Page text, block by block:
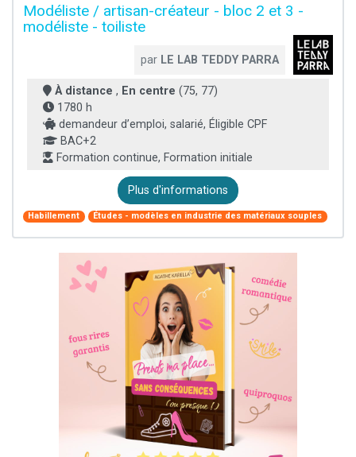
Modéliste / artisan-créateur - bloc 2 et 3 -
modéliste - toiliste
par LE LAB TEDDY PARRA
À distance , En centre (75, 77)
1780 h
demandeur d’emploi, salarié, Éligible CPF
BAC+2
Formation continue, Formation initiale
Plus d'informations
Habillement Études - modèles en industrie des matériaux souples